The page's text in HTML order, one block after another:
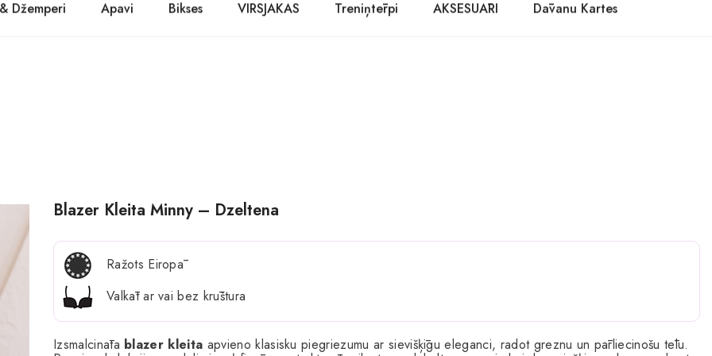
PASŪTĪT TŪLĪT! Prece tiks piegādāta 1-3 dienu laikā.
Džemperi Apavi Bikses VIRSJAKAS Treniņtērpi AKSESUĀRI Dāvanu Kartes
Blazer Kleita Minny – Dzeltena
Ražots Eiropā
Valkāt ar vai bez krūštura
Izsmalcināta blazer kleita apvieno klasisku piegriezumu ar sievišķīgu eleganci, radot greznu un pārliecinošu tēlu.